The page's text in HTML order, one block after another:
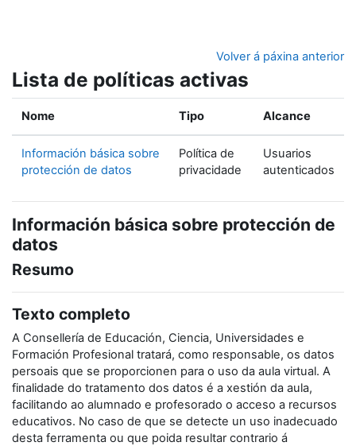
Volver á páxina anterior
Lista de políticas activas
Nome Tipo Alcance
Información básica sobre
protección de datos
Política de
privacidade
Usuarios
autenticados
Información básica sobre protección de
datos
Resumo
Texto completo
A Consellería de Educación, Ciencia, Universidades e
Formación Profesional tratará, como responsable, os datos
persoais que se proporcionen para o uso da aula virtual. A
finalidade do tratamento dos datos é a xestión da aula,
facilitando ao alumnado e profesorado o acceso a recursos
educativos. No caso de que se detecte un uso inadecuado
desta ferramenta ou que poida resultar contrario á